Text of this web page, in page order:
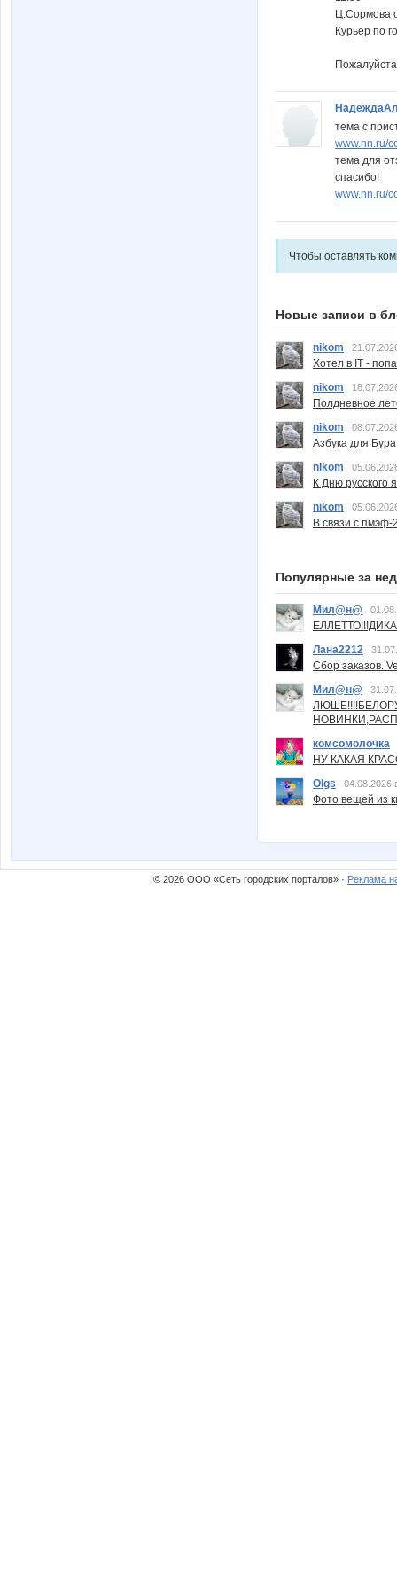
Ц.Сормова
Курьер по
тема с
www.nn.ru/
тема для
спасибо!
www.nn.ru/
Чтобы оставлять
Новые записи в
nikom
Хотел в IT -
nikom
Полдневное
nikom
Азбука для
nikom
К Дню русского
nikom
В связи с пмэф-
Популярные за
Мил@н@
Лана2212
Сбор заказов.
Мил@н@
комсомолочка
НУ КАКАЯ
Olgs
04.08.2026
Фото вещей из
© 2026 ООО «Сеть городских порталов» · Реклама